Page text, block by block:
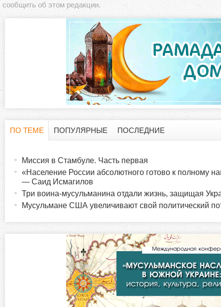
сообщить об этом редакции.
ПО ТЕМЕ
а
ПОПУЛЯРНЫЕ ПОСЛЕДНИЕ
Миссия в Стамбуле. Часть первая
«Население России абсолютного готово к полному
— Саид Исмагилов
Три воина-мусульманина отдали жизнь, защищая
Мусульмане США увеличивают свой политический